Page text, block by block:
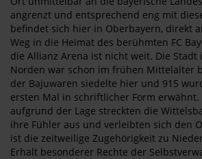
angrenzt und entsprechend eng mit
befindet sich hier in Oberbayern, direkt
Weg in die Heimat des berühmten FC
die Allianz Arena ist nicht weit. Die
Norden war schon im frühen Mittelalter
der Bajuwaren siedelte hier und 915
ersten Mal in schriftlicher Form
aufgrund der Lage streckten die
ihre Fühler aus und verleibten sich den
ist die zeitweilige Zugehörigkeit zu
Erhalt besonderer Rechte der